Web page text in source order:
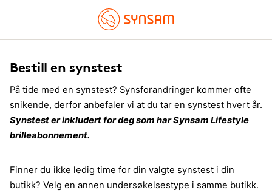
Bestill en synstest
På tide med en synstest? Synsforandringer kommer ofte
snikende, derfor anbefaler vi at du tar en synstest hvert år.
Synstest er inkludert for deg som har Synsam Lifestyle
brilleabonnement.
Finner du ikke ledig time for din valgte synstest i din
butikk? Velg en annen undersøkelsestype i samme butikk.